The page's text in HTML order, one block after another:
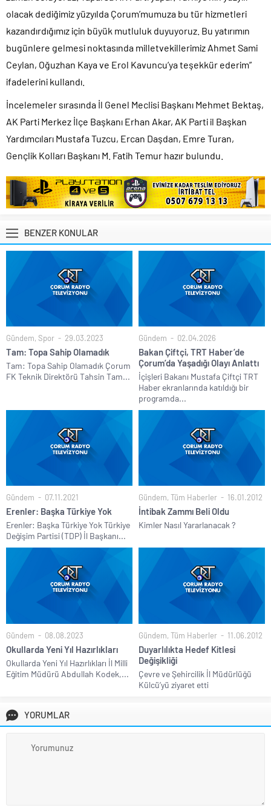
olacak dediğimiz yüzyılda Çorum’mumuza bu tür hizmetleri
kazandırdığımız için büyük mutluluk duyuyoruz. Bu yatırımın
bugünlere gelmesi noktasında milletvekillerimiz Ahmet Sami
Ceylan, Oğuzhan Kaya ve Erol Kavuncu’ya teşekkür ederim”
ifadelerini kullandı.
İncelemeler sırasında İl Genel Meclisi Başkanı Mehmet Bektaş,
AK Parti Merkez İlçe Başkanı Erhan Akar, AK Parti il Başkan
Yardımcıları Mustafa Tuzcu, Ercan Daşdan, Emre Turan,
Gençlik Kolları Başkanı M. Fatih Temur hazır bulundu.
BENZER KONULAR
Gündem, Spor 29.03.2023
Tam: Topa Sahip Olamadık
Tam: Topa Sahip Olamadık Çorum
FK Teknik Direktörü Tahsin Tam...
Gündem 02.04.2026
Bakan Çiftçi, TRT Haber’de
Çorum’da Yaşadığı Olayı Anlattı
İçişleri Bakanı Mustafa Çiftçi TRT
Haber ekranlarında katıldığı bir
programda...
Gündem 07.11.2021
Erenler: Başka Türkiye Yok
Erenler: Başka Türkiye Yok Türkiye
Değişim Partisi (TDP) İl Başkanı...
Gündem, Tüm Haberler 16.01.2012
İntibak Zammı Beli Oldu
Kimler Nasıl Yararlanacak ?
Gündem 08.08.2023
Okullarda Yeni Yıl Hazırlıkları
Okullarda Yeni Yıl Hazırlıkları İl Milli
Eğitim Müdürü Abdullah Kodek,...
Gündem, Tüm Haberler 11.06.2012
Duyarlılıkta Hedef Kitlesi
Değişikliği
Çevre ve Şehircilik İl Müdürlüğü
Külcü’yü ziyaret etti
YORUMLAR